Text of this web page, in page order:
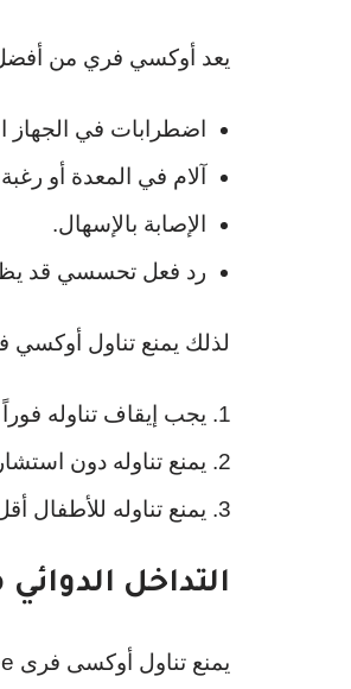
يعد أوكسي فري من أفضل
اضطرابات في الجهاز
آلام في المعدة أو
الإصابة بالإسهال.
رد فعل تحسسي قد
لذلك يمنع تناول أوكسي
يجب إيقاف تناوله
يمنع تناوله دون
يمنع تناوله
التداخل
يمنع تناول أوكسى فرى Oxifree مع العقارات التالية: